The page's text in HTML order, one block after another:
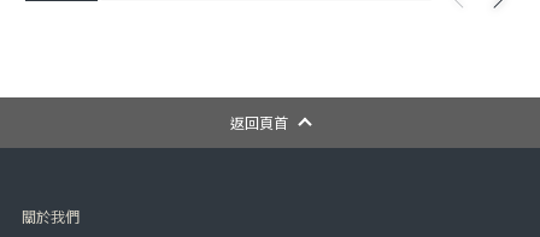
返回頁首
關於我們